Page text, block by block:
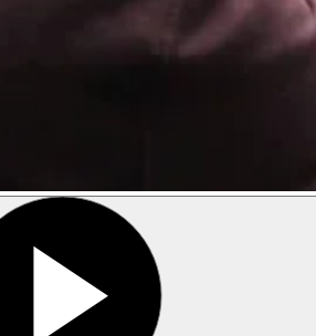
#5: Hoe representatief is